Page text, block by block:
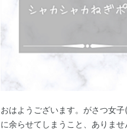
おはようございます。がさつ女
に余らせてしまうこと、ありま